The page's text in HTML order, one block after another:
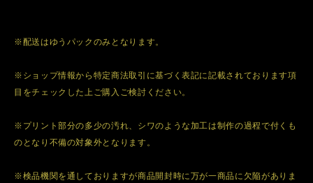
※配送はゆうパックのみとなります。
※ショップ情報から特定商法取引に基づく表記に記載されております項
目をチェックした上ご購入ご検討ください。
※プリント部分の多少の汚れ、シワのような加工は制作の過程で付くも
のとなり不備の対象外となります。
※検品機関を通しておりますが商品開封時に万が一商品に欠陥がありま